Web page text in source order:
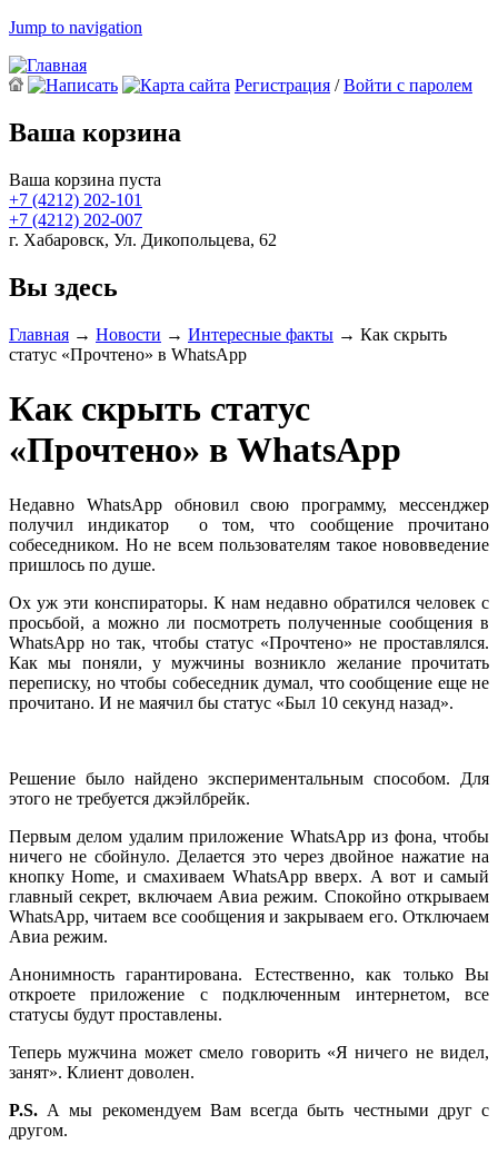
Jump to navigation
Регистрация /Войти с паролем
Ваша корзина
Ваша корзина пуста
+7 (4212) 202-101
+7 (4212) 202-007
г. Хабаровск, Ул. Дикопольцева, 62
Вы здесь
Главная → Новости → Интересные факты → Как скрыть
статус «Прочтено» в WhatsApp
Как скрыть статус
«Прочтено» в WhatsApp
Недавно WhatsApp обновил свою программу, мессенджер
получил индикатор
о том, что сообщение прочитано
собеседником. Но не всем пользователям такое нововведение
пришлось по душе.
Ох уж эти конспираторы. К нам недавно обратился человек с
просьбой, а можно ли посмотреть полученные сообщения в
WhatsApp но так, чтобы статус «Прочтено» не проставлялся.
Как мы поняли, у мужчины возникло желание прочитать
переписку, но чтобы собеседник думал, что сообщение еще не
прочитано. И не маячил бы статус «Был 10 секунд назад».
Решение было найдено экспериментальным способом. Для
этого не требуется джэйлбрейк.
Первым делом удалим приложение WhatsApp из фона, чтобы
ничего не сбойнуло. Делается это через двойное нажатие на
кнопку Home, и смахиваем WhatsApp вверх. А вот и самый
главный секрет, включаем Авиа режим. Спокойно открываем
WhatsApp, читаем все сообщения и закрываем его. Отключаем
Авиа режим.
Анонимность гарантирована. Естественно, как только Вы
откроете приложение с подключенным интернетом, все
статусы будут проставлены.
Теперь мужчина может смело говорить «Я ничего не видел,
занят». Клиент доволен.
P.S. А мы рекомендуем Вам всегда быть честными друг с
другом.